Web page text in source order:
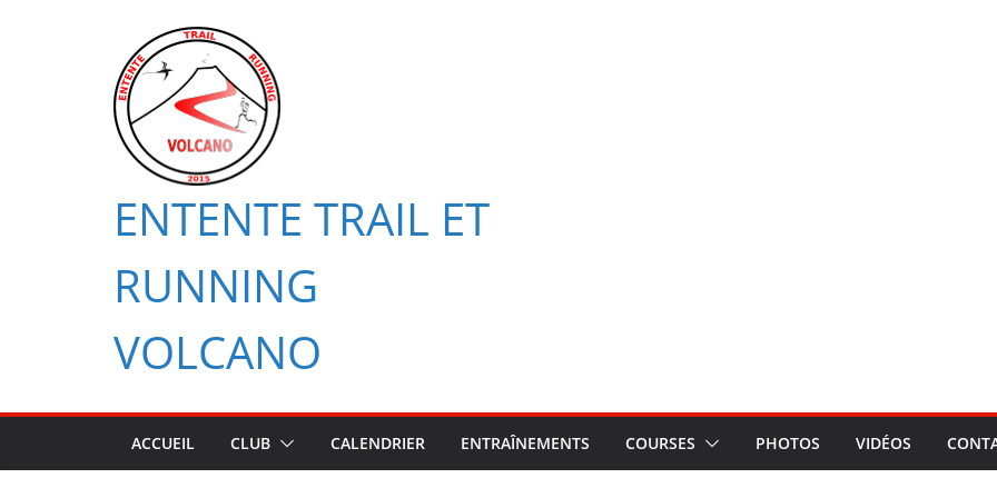
ENTENTE TRAIL ET
RUNNING
VOLCANO
ACCUEIL CLUB CALENDRIER ENTRAÎNEMENTS COURSES PHOTOS VIDÉOS